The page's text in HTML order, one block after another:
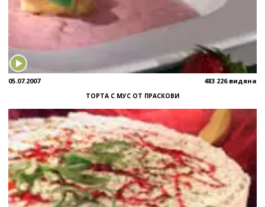
05.07.2007 483 226 видяна
ТОРТА С МУС ОТ ПРАСКОВИ